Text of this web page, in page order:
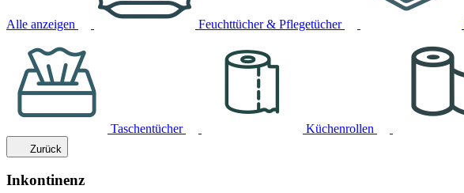
Alle anzeigen Feuchttücher & Pflegetücher
Taschentücher Küchenrollen
Zurück
Inkontinenz